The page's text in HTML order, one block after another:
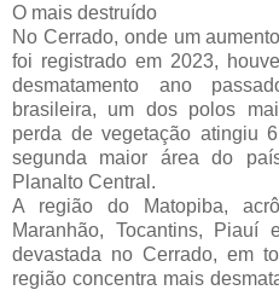
O mais destruído
No Cerrado, onde um
foi registrado em 2023,
desmatamento ano
brasileira, um dos polos
perda de vegetação atingiu
segunda maior área do
Planalto Central.
A região do Matopiba,
Maranhão, Tocantins,
devastada no Cerrado, em
região concentra mais